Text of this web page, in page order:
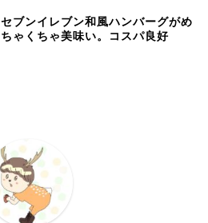
セブンイレブン和風ハンバーグがめ
ちゃくちゃ美味い。コスパ良好